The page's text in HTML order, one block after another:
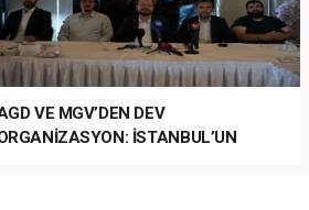
VE MGV’DEN DEV
İSTANBUL’UN